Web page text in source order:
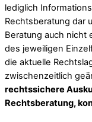
lediglich
Rechtsberatung dar
Beratung auch nicht
des jeweiligen
die aktuelle
zwischenzeitlich
rechtssichere
Rechtsberatung,